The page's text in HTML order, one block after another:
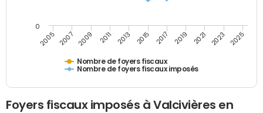
Nombre de foyers fiscaux
Nombre de foyers fiscaux imposés
2005 2007 2009 2011 2013 2015 2017 2019 2021 2023 2025
0
Foyers fiscaux imposés à Valcivières en